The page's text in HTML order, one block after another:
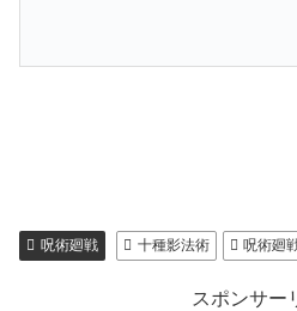
呪術廻戦 十種影法術 呪術廻
スポンサー